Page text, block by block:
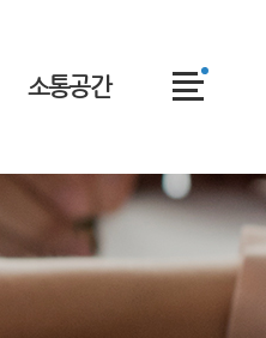
전
뉴
소통공간